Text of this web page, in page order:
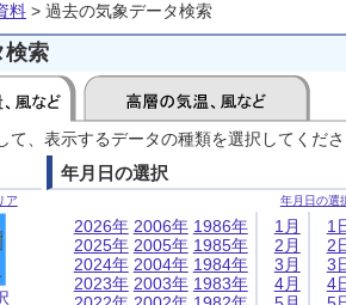
料 > 過去の気象データ検索
検索
て、表示するデータの種類を選択してくだ
ア
年月日の選択
年月日の選
2026年
2025年
2024年
2023年
2006年
2005年
2004年
2003年
1986年
1985年
1984年
1983年
1月
2月
3月
4月
1
2
3
4